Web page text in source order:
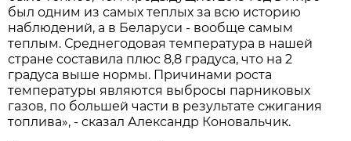
был одним из самых теплых за всю историю
наблюдений, а в Беларуси - вообще самым
теплым. Среднегодовая температура в нашей
стране составила плюс 8,8 градуса, что на 2
градуса выше нормы. Причинами роста
температуры являются выбросы парниковых
газов, по большей части в результате сжигания
топлива», - сказал Александр Коновальчик.